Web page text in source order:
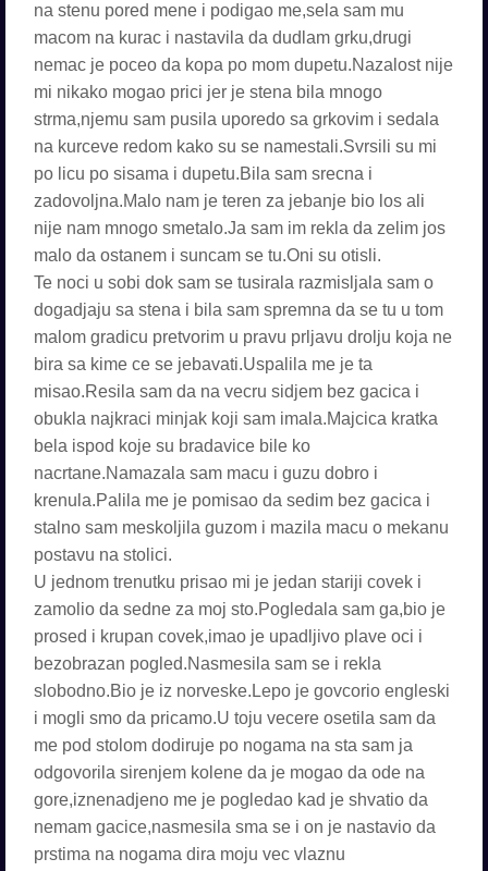
na stenu pored mene i podigao me,sela sam mu
macom na kurac i nastavila da dudlam grku,drugi
nemac je poceo da kopa po mom dupetu.Nazalost nije
mi nikako mogao prici jer je stena bila mnogo
strma,njemu sam pusila uporedo sa grkovim i sedala
na kurceve redom kako su se namestali.Svrsili su mi
po licu po sisama i dupetu.Bila sam srecna i
zadovoljna.Malo nam je teren za jebanje bio los ali
nije nam mnogo smetalo.Ja sam im rekla da zelim jos
malo da ostanem i suncam se tu.Oni su otisli.
Te noci u sobi dok sam se tusirala razmisljala sam o
dogadjaju sa stena i bila sam spremna da se tu u tom
malom gradicu pretvorim u pravu prljavu drolju koja ne
bira sa kime ce se jebavati.Uspalila me je ta
misao.Resila sam da na vecru sidjem bez gacica i
obukla najkraci minjak koji sam imala.Majcica kratka
bela ispod koje su bradavice bile ko
nacrtane.Namazala sam macu i guzu dobro i
krenula.Palila me je pomisao da sedim bez gacica i
stalno sam meskoljila guzom i mazila macu o mekanu
postavu na stolici.
U jednom trenutku prisao mi je jedan stariji covek i
zamolio da sedne za moj sto.Pogledala sam ga,bio je
prosed i krupan covek,imao je upadljivo plave oci i
bezobrazan pogled.Nasmesila sam se i rekla
slobodno.Bio je iz norveske.Lepo je govcorio engleski
i mogli smo da pricamo.U toju vecere osetila sam da
me pod stolom dodiruje po nogama na sta sam ja
odgovorila sirenjem kolene da je mogao da ode na
gore,iznenadjeno me je pogledao kad je shvatio da
nemam gacice,nasmesila sma se i on je nastavio da
prstima na nogama dira moju vec vlaznu